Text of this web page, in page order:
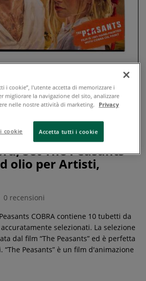
Set The Peasants
olio per Artisti,
0 recensioni
COBRA contiene 10 tubetti da
selezionati. La selezione
dal film “The Peasants” ed è perfetta
Peasants” è un film d'animazione
i cookie”, l'utente accetta di memorizzare i
migliorare la navigazione del sito, analizzare
nelle nostre attività di marketing.
Privacy
cookie Accetta tutti i cookie